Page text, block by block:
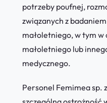
potrzeby poufnej,
związanych z
małoletniego, w tym w
małoletniego lub
medycznego.
Personel Femimea sp.